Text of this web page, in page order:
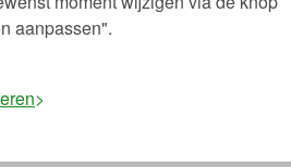
aanpassen".